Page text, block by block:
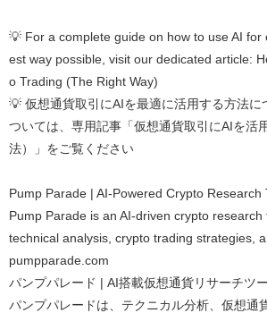
💡 For a complete guide on how to use AI
est way possible, visit our dedicated article:
o Trading (The Right Way)
💡 仮想通貨取引にAIを最適に活用する方法に
ついては、専用記事「仮想通貨取引にAIを活
法）」をご覧ください
Pump Parade | AI-Powered Crypto Research
Pump Parade is an AI-driven crypto
technical analysis, crypto trading strategies,
pumpparade.com
パンプパレード | AI搭載仮想通貨リサーチツ
パンプパレードは、テクニカル分析、仮想通